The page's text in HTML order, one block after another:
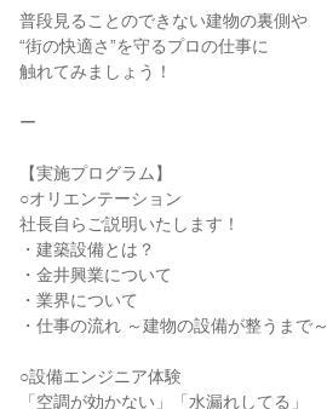
普段見ることのできない建物の裏側や
“街の快適さ”を守るプロの仕事に
触れてみましょう！
ー
【実施プログラム】
○オリエンテーション
社長自らご説明いたします！
・建築設備とは？
・金井興業について
・業界について
・仕事の流れ ～建物の設備が整うまで～
○設備エンジニア体験
「空調が効かない」「水漏れしてる」